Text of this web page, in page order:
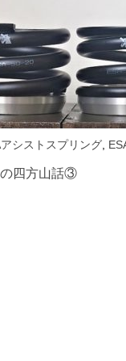
シストスプリング
四方山話③